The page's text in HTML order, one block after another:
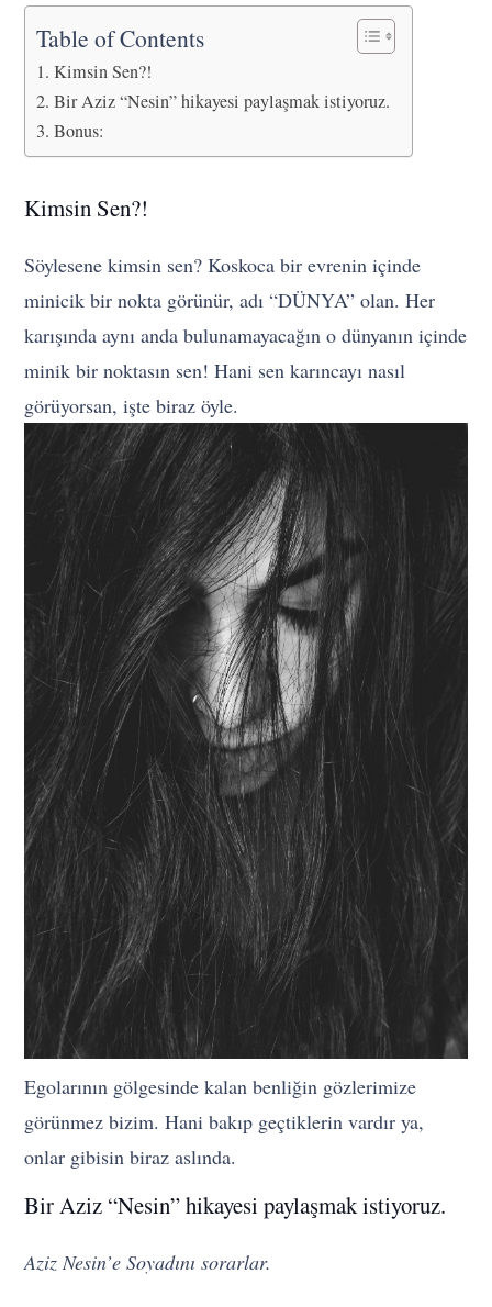
Table of Contents
Kimsin Sen?!
Bir Aziz “Nesin” hikayesi paylaşmak istiyoruz.
Bonus:
Kimsin Sen?!
Söylesene kimsin sen? Koskoca bir evrenin içinde
minicik bir nokta görünür, adı “DÜNYA” olan. Her
karışında aynı anda bulunamayacağın o dünyanın içinde
minik bir noktasın sen! Hani sen karıncayı nasıl
görüyorsan, işte biraz öyle.
Egolarının gölgesinde kalan benliğin gözlerimize
görünmez bizim. Hani bakıp geçtiklerin vardır ya,
onlar gibisin biraz aslında.
Bir Aziz “Nesin” hikayesi paylaşmak istiyoruz.
Aziz Nesin’e Soyadını sorarlar.